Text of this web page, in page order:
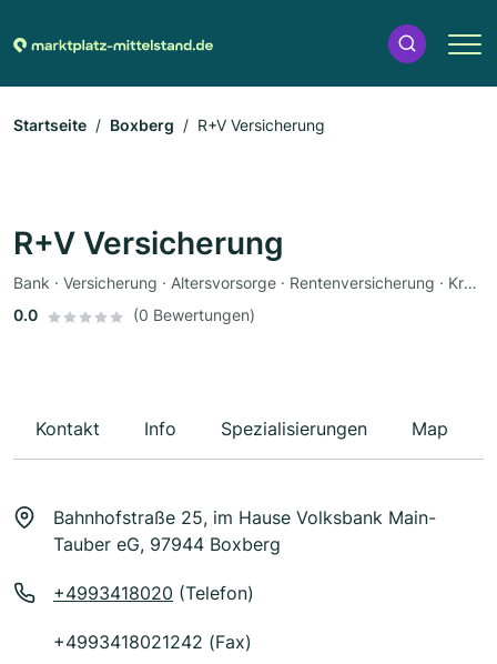
Startseite Boxberg R+V Versicherung
R+V Versicherung
Bank · Versicherung · Altersvorsorge · Rentenversicherung · Krankenversicherung · Autoversicherung
0.0
(0 Bewertungen)
Kontakt Info Spezialisierungen Map
Bahnhofstraße 25, im Hause Volksbank Main-
Tauber eG, 97944 Boxberg
+4993418020 (Telefon)
+4993418021242 (Fax)